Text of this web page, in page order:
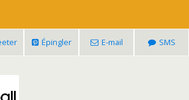
Épingler E-mail SMS